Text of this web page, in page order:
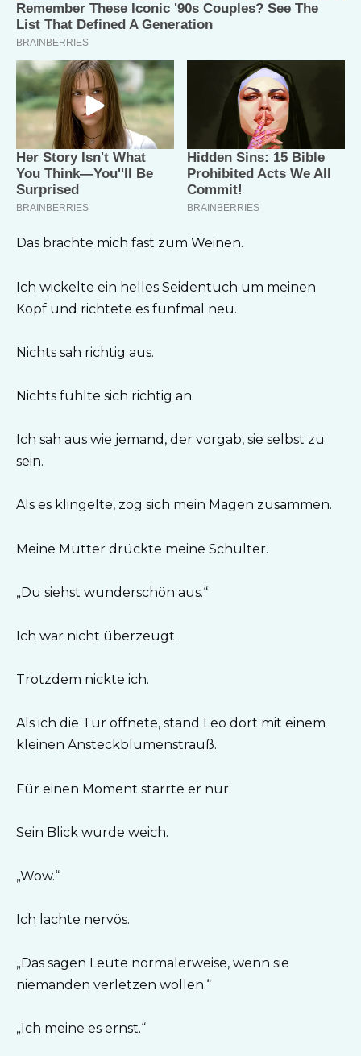
Das brachte mich fast zum Weinen.
Ich wickelte ein helles Seidentuch um meinen
Kopf und richtete es fünfmal neu.
Nichts sah richtig aus.
Nichts fühlte sich richtig an.
Ich sah aus wie jemand, der vorgab, sie selbst zu
sein.
Als es klingelte, zog sich mein Magen zusammen.
Meine Mutter drückte meine Schulter.
„Du siehst wunderschön aus.“
Ich war nicht überzeugt.
Trotzdem nickte ich.
Als ich die Tür öffnete, stand Leo dort mit einem
kleinen Ansteckblumenstrauß.
Für einen Moment starrte er nur.
Sein Blick wurde weich.
„Wow.“
Ich lachte nervös.
„Das sagen Leute normalerweise, wenn sie
niemanden verletzen wollen.“
„Ich meine es ernst.“